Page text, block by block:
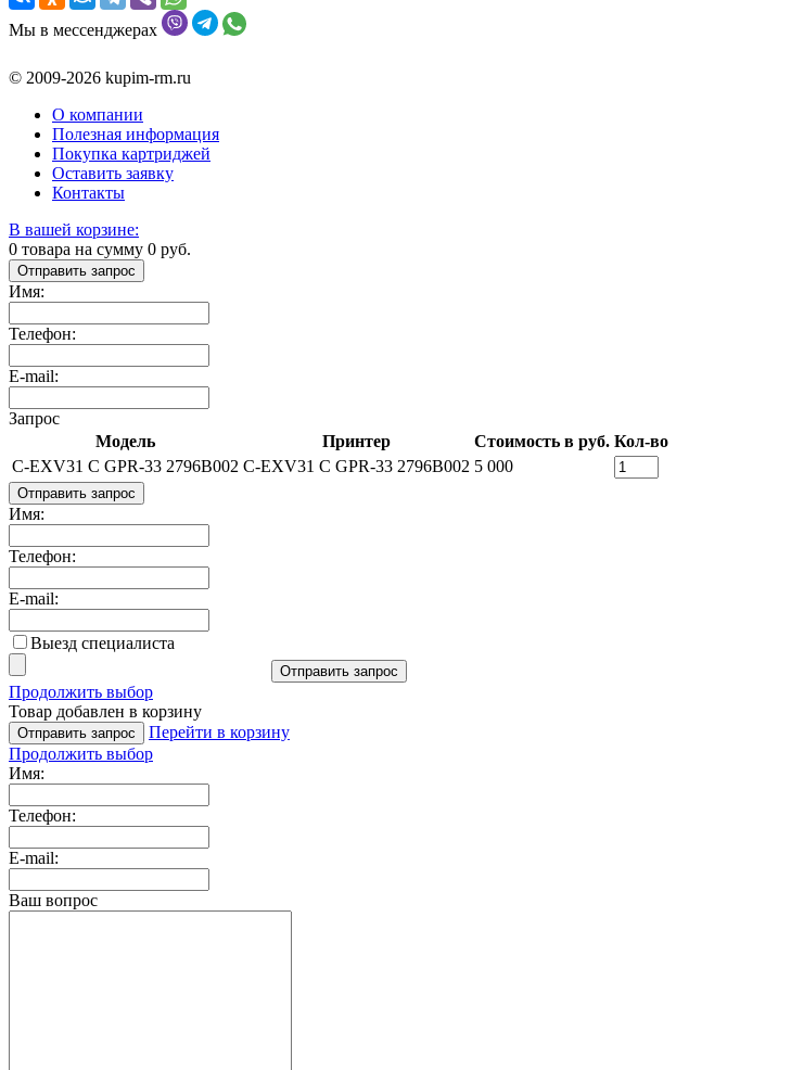
Мы в мессенджерах
© 2009-2026 kupim-rm.ru
О компании
Полезная информация
Покупка картриджей
Оставить заявку
Контакты
В вашей корзине:
0 товара на сумму 0 руб.
Отправить запрос
Имя:
Телефон:
E-mail:
Запрос
Модель
Принтер Стоимость в руб. Кол-во
C-EXV31 C GPR-33 2796B002 C-EXV31 C GPR-33 2796B002 5 000
Отправить запрос
Имя:
Телефон:
E-mail:
Выезд специалиста
Отправить запрос
Продолжить выбор
Товар добавлен в корзину
Отправить запрос
Перейти в корзину
Продолжить выбор
Имя:
Телефон:
E-mail:
Ваш вопрос